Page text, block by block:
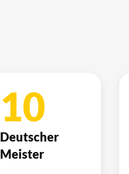
10
Deutscher
Meister